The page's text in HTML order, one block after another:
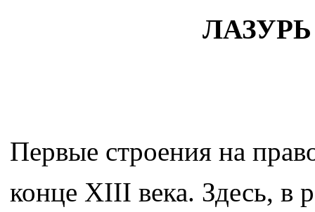
Первые строения на
конце ХIII века. Здесь, в